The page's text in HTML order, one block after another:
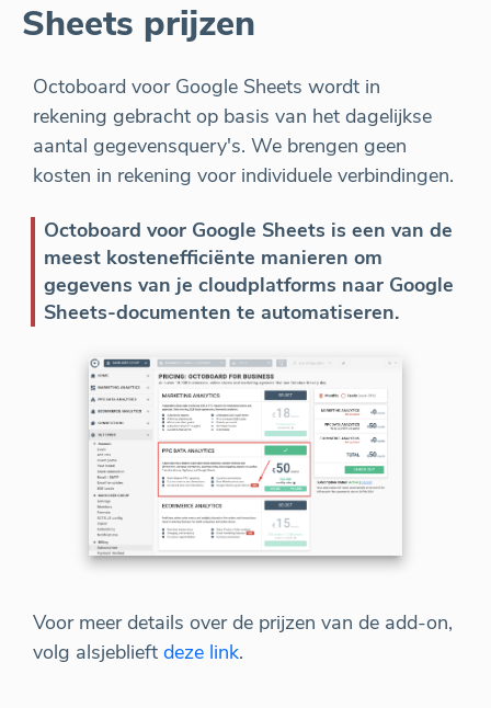
Sheets prijzen
Octoboard voor Google Sheets wordt in
rekening gebracht op basis van het dagelijkse
aantal gegevensquery's. We brengen geen
kosten in rekening voor individuele verbindingen.
Octoboard voor Google Sheets is een van de
meest kostenefficiënte manieren om
gegevens van je cloudplatforms naar Google
Sheets-documenten te automatiseren.
Voor meer details over de prijzen van de add-on,
volg alsjeblieft deze link.